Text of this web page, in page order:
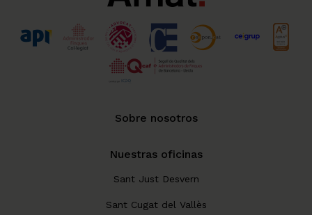
Sobre nosotros
Nuestras oficinas
Sant Just Desvern
Sant Cugat del Vallès